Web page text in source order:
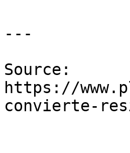
---
Source:
https://